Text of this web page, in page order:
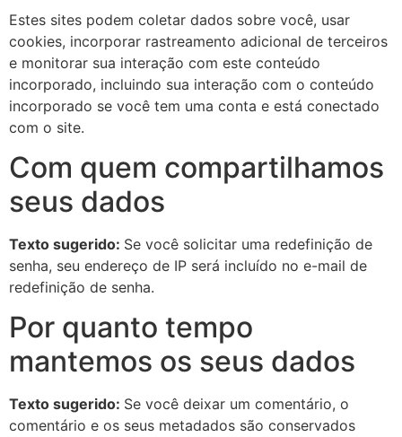
Estes sites podem coletar dados sobre você, usar
cookies, incorporar rastreamento adicional de terceiros
e monitorar sua interação com este conteúdo
incorporado, incluindo sua interação com o conteúdo
incorporado se você tem uma conta e está conectado
com o site.
Com quem compartilhamos
seus dados
Texto sugerido: Se você solicitar uma redefinição de
senha, seu endereço de IP será incluído no e-mail de
redefinição de senha.
Por quanto tempo
mantemos os seus dados
Texto sugerido: Se você deixar um comentário, o
comentário e os seus metadados são conservados